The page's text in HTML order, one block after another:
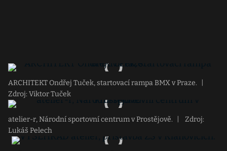
ARCHITEKT Ondřej Tuček, startovací rampa BMX v Praze.
Zdroj: Viktor Tuček
atelier-r, Národní sportovní centrum v Prostějově.
Zdroj:
Lukáš Pelech